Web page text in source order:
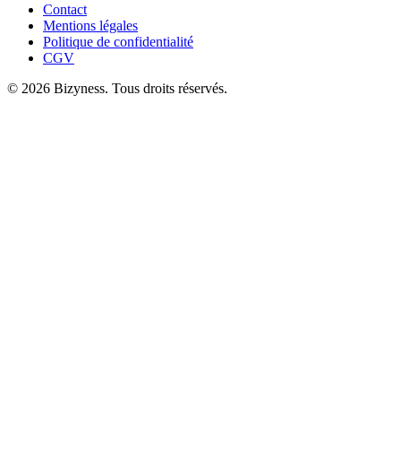
Contact
Mentions légales
Politique de confidentialité
CGV
© 2026 Bizyness. Tous droits réservés.